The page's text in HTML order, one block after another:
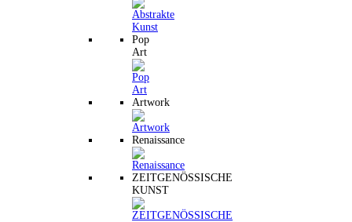
Pop
Art
Artwork
Renaissance
ZEITGENÖSSISCHE
KUNST